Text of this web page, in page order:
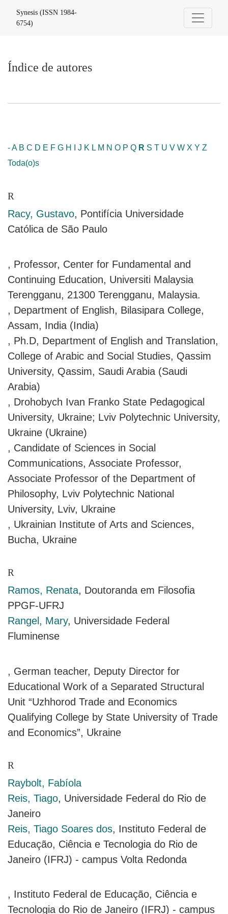
Synesis (ISSN 1984-
6754)
Índice de autores
-A B C D E F G H J K L M N O P Q R S T U V W X Y Z
Toda(o)s
R
Racy, Gustavo, Pontifícia Universidade
Católica de São Paulo
, Professor, Center for Fundamental and
Continuing Education, Universiti Malaysia
Terengganu, 21300 Terengganu, Malaysia.
, Department of English, Bilasipara College,
Assam, India (India)
, Ph.D, Department of English and Translation,
College of Arabic and Social Studies, Qassim
University, Qassim, Saudi Arabia (Saudi
Arabia)
, Drohobych Ivan Franko State Pedagogical
University, Ukraine; Lviv Polytechnic University,
Ukraine (Ukraine)
, Candidate of Sciences in Social
Communications, Associate Professor,
Associate Professor of the Department of
Philosophy, Lviv Polytechnic National
University, Lviv, Ukraine
, Ukrainian Institute of Arts and Sciences,
Bucha, Ukraine
R
Ramos, Renata, Doutoranda em Filosofia
PPGF-UFRJ
Rangel, Mary, Universidade Federal
Fluminense
, German teacher, Deputy Director for
Educational Work of a Separated Structural
Unit “Uzhhorod Trade and Economics
Qualifying College by State University of Trade
and Economics”, Ukraine
R
Raybolt, Fabíola
Reis, Tiago, Universidade Federal do Rio de
Janeiro
Reis, Tiago Soares dos, Instituto Federal de
Educação, Ciência e Tecnologia do Rio de
Janeiro (IFRJ) - campus Volta Redonda
, Instituto Federal de Educação, Ciência e
Tecnologia do Rio de Janeiro (IFRJ) - campus